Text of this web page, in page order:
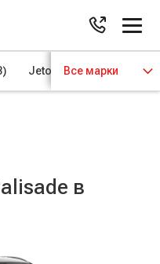
Jetour (8) Kaiyi (4)
Все марки
в